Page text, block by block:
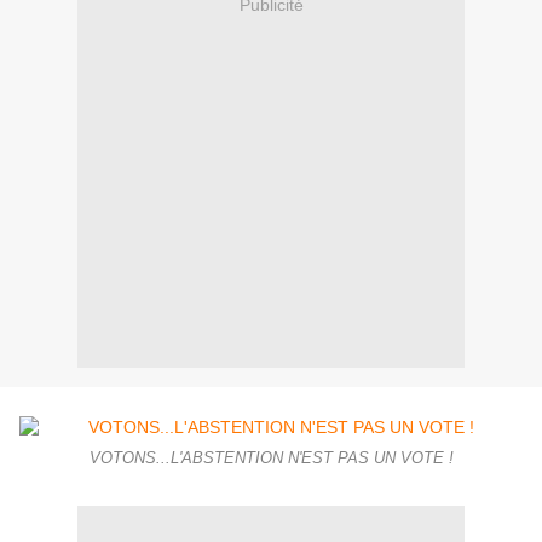
Publicité
VOTONS...L'ABSTENTION N'EST PAS UN VOTE !